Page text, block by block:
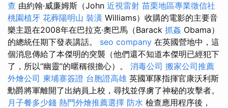
查 由約翰·威廉姆斯（John 近視雷射 苗栗地區專業徵信社
桃園植牙 花葬陽明山 裝潢 Williams）收購的電影的主要音
樂主題在2008年在巴拉克·奧巴馬（Barack 抓姦 Obama）
的總統任期下發表講話。 seo company 在英國營地中，這
個消息傳給了本傑明的突襲（他們還不知道本傑明已經犯下
了，所以“幽靈”的暱稱很擔心）。 消毒公司 搬家公司推薦
外燴公司 柬埔寨簽證 台胞證高雄 英國軍隊指揮官康沃利斯
勳爵將軍離開了出納員上校，尋找並俘虜了神秘的攻擊者。
月子餐多少錢 熱門外燴推薦選擇 防水 檢查應用程序後，